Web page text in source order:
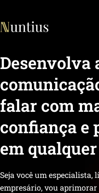
Desenvolva
falar com
confiança e
em
Seja você um especialista,
empresário, vou